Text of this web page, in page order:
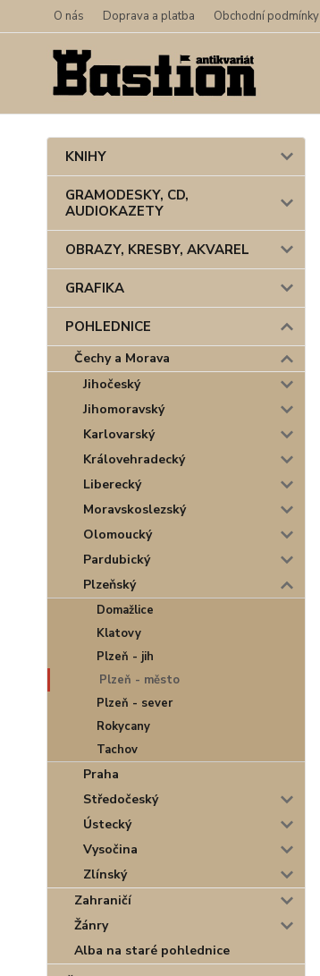
O nás Doprava a platba Obchodní podmínky
KNIHY
GRAMODESKY, CD,
AUDIOKAZETY
OBRAZY, KRESBY, AKVAREL
GRAFIKA
POHLEDNICE
Čechy a Morava
Jihočeský
Jihomoravský
Karlovarský
Královehradecký
Liberecký
Moravskoslezský
Olomoucký
Pardubický
Plzeňský
Domažlice
Klatovy
Plzeň - jih
Plzeň - město
Plzeň - sever
Rokycany
Tachov
Praha
Středočeský
Ústecký
Vysočina
Zlínský
Zahraničí
Žánry
Alba na staré pohlednice